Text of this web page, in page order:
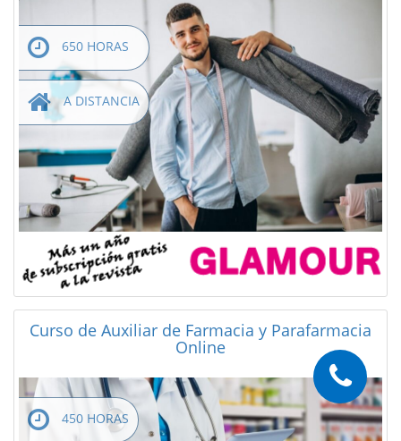
650 HORAS
A DISTANCIA
Curso de Auxiliar de Farmacia y Parafarmacia
Online
450 HORAS